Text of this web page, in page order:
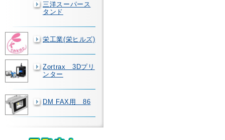
三洋スーパース
タンド
栄工業(栄ヒルズ)
Zortrax 3Dプリ
ンター
DM FAX用 86